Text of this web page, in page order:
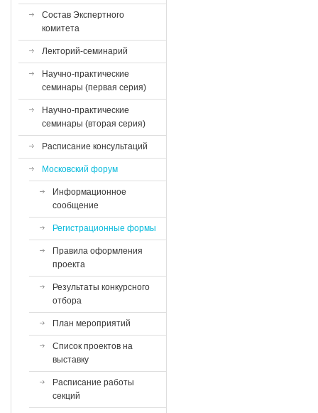
Состав Экспертного
комитета
Лекторий-семинарий
Научно-практические
семинары (первая серия)
Научно-практические
семинары (вторая серия)
Расписание консультаций
Московский форум
Информационное
сообщение
Регистрационные формы
Правила оформления
проекта
Результаты конкурсного
отбора
План мероприятий
Список проектов на
выставку
Расписание работы
секций